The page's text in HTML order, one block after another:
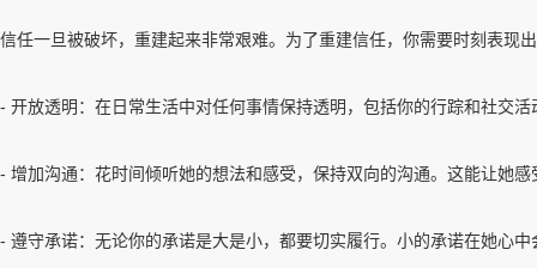
信任一旦被破坏，重建起来非常艰难。为了重建信任，你需要时刻表现
- 开放透明：在日常生活中对任何事情保持透明，包括你的行踪和社交活
- 增加沟通：花时间倾听她的想法和感受，保持双向的沟通。这能让她
- 遵守承诺：无论你的承诺是大是小，都要切实履行。小的承诺在她心